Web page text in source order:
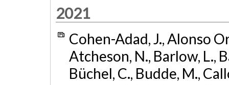
2021
Cohen-Adad, J., Alonso
Atcheson, N., Barlow, L.,
Büchel, C., Budde, M.,